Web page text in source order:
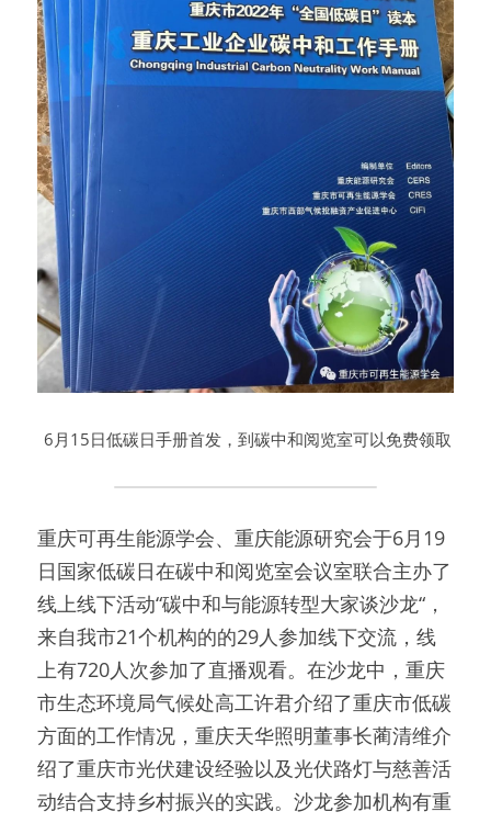
6月15日低碳日手册首发，到碳中和阅览室可以免费领取
重庆可再生能源学会、重庆能源研究会于6月19
日国家低碳日在碳中和阅览室会议室联合主办了
线上线下活动“碳中和与能源转型大家谈沙龙“，
来自我市21个机构的的29人参加线下交流，线
上有720人次参加了直播观看。在沙龙中，重庆
市生态环境局气候处高工许君介绍了重庆市低碳
方面的工作情况，重庆天华照明董事长蔺清维介
绍了重庆市光伏建设经验以及光伏路灯与慈善活
动结合支持乡村振兴的实践。沙龙参加机构有重